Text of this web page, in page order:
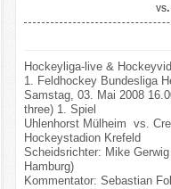
Hockeyliga-live &
1. Feldhockey Bundesliga
Samstag, 03. Mai 2008
three) 1. Spiel
Uhlenhorst Mülheim vs.
Hockeystadion Krefeld
Scheidsrichter: Mike
Hamburg)
Kommentator: Sebastian